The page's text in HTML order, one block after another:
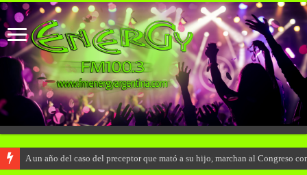
A un año del caso del preceptor que mató a su hijo, marchan al Congreso